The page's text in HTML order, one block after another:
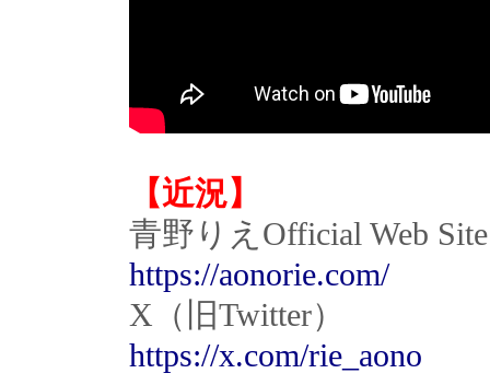
【近況】
青野りえOfficial Web Site
https://aonorie.com/
X（旧Twitter）
https://x.com/rie_aono